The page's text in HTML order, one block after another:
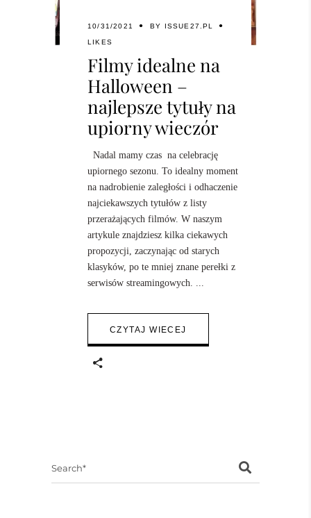
10/31/2021 BY ISSUE27.PL
LIKES
Filmy idealne na
Halloween –
najlepsze tytuły na
upiorny wieczór
Nadal mamy czas na celebrację
upiornego sezonu. To idealny moment
na nadrobienie zaległości i odhaczenie
najciekawszych tytułów z listy
przerażających filmów. W naszym
artykule znajdziesz kilka ciekawych
propozycji, zaczynając od starych
klasyków, po te mniej znane perełki z
serwisów streamingowych.
CZYTAJ WIECEJ